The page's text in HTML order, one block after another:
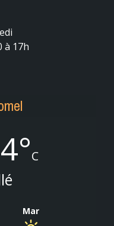
à 17h
C
Mar